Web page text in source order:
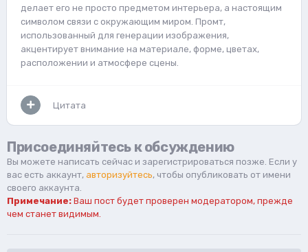
делает его не просто предметом интерьера, а настоящим
символом связи с окружающим миром. Промт,
использованный для генерации изображения,
акцентирует внимание на материале, форме, цветах,
расположении и атмосфере сцены.
Цитата
Присоединяйтесь к обсуждению
Вы можете написать сейчас и зарегистрироваться позже. Если у
вас есть аккаунт, авторизуйтесь, чтобы опубликовать от имени
своего аккаунта.
Примечание: Ваш пост будет проверен модератором, прежде
чем станет видимым.